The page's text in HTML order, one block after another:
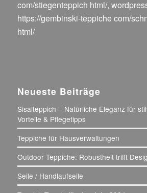
com/stiegenteppich html/,
https://gembinski-teppiche com/
html/
Neueste Beiträge
Sisalteppich – Natürliche Eleganz für
Vorteile & Pflegetipps
Teppiche für Hausverwaltungen
Outdoor Teppiche: Robustheit trifft
Seile / Handlaufseile